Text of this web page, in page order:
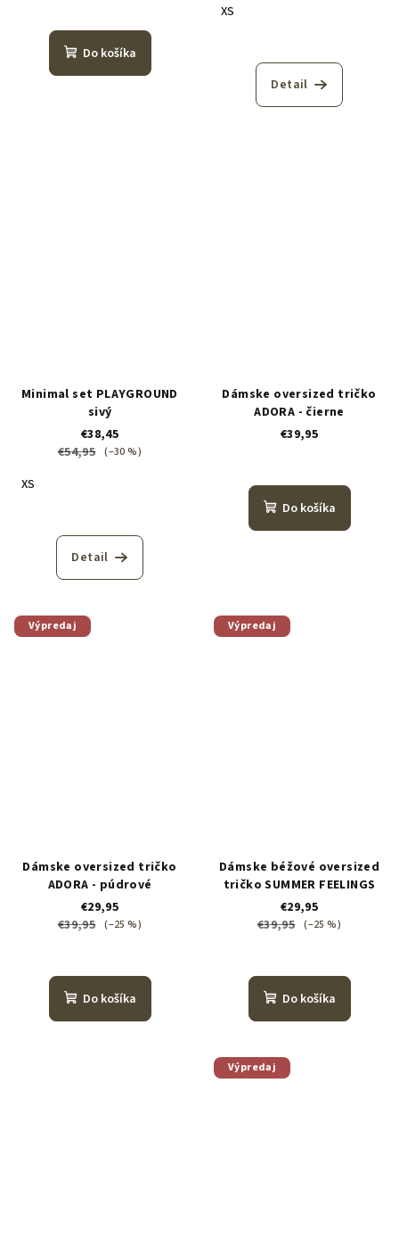
Do košíka
XS
Detail
Minimal set PLAYGROUND
sivý
€38,45
€54,95 (–30 %)
XS
Detail
Dámske oversized tričko
ADORA - čierne
€39,95
Do košíka
Výpredaj
Dámske oversized tričko
ADORA - púdrové
€29,95
€39,95 (–25 %)
Do košíka
Výpredaj
Dámske béžové oversized
tričko SUMMER FEELINGS
€29,95
€39,95 (–25 %)
Do košíka
Výpredaj